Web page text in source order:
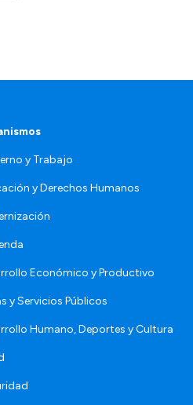
y Trabajo
y Derechos Humanos
Económico y Productivo
y Servicios Públicos
Humano, Deportes y Cultura